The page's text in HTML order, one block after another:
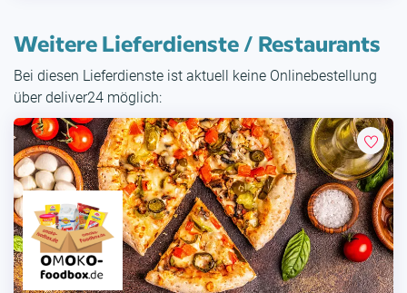
Weitere Lieferdienste / Restaurants
Bei diesen Lieferdienste ist aktuell keine Onlinebestellung
über deliver24 möglich: